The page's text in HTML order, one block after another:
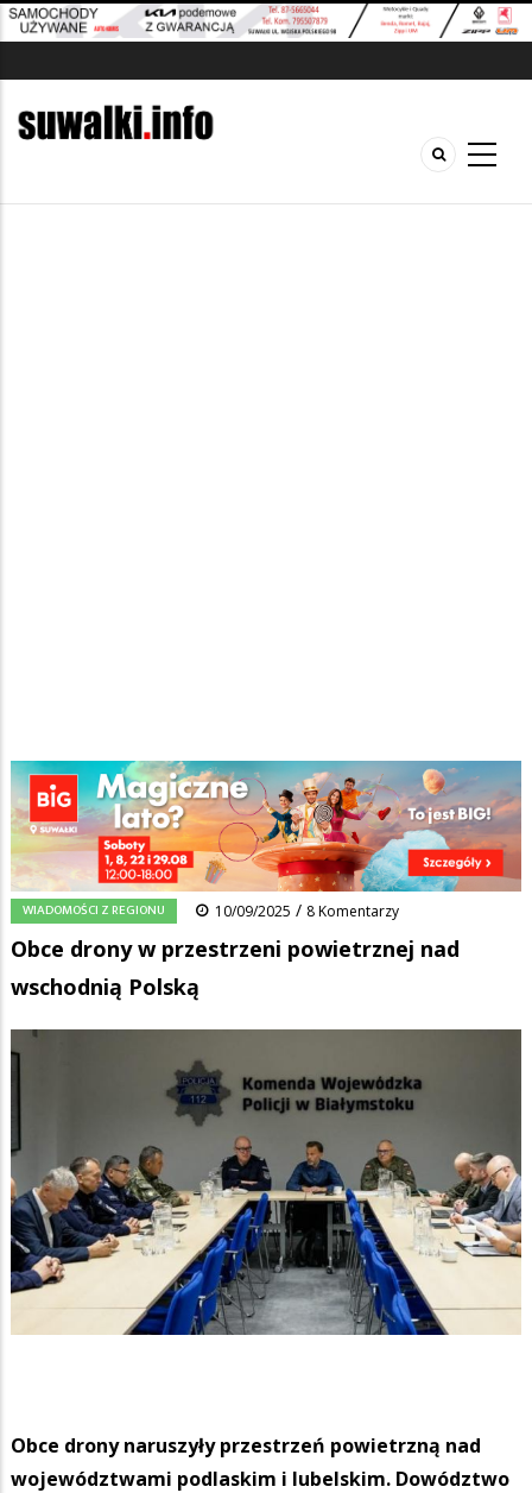
Ścieżka
nawigacyjna
Strona główna/Wiadomości/Wiadomości z regionu/
Obce drony w przestrzeni powietrznej nad wschodnią Polską
FacebookPinterestTumblr
0 Reddit Share
WIADOMOŚCI Z REGIONU 10/09/2025 / 8 Komentarzy
Obce drony w przestrzeni powietrznej nad
wschodnią Polską
Obce drony naruszyły przestrzeń powietrzną nad
województwami podlaskim i lubelskim. Dowództwo